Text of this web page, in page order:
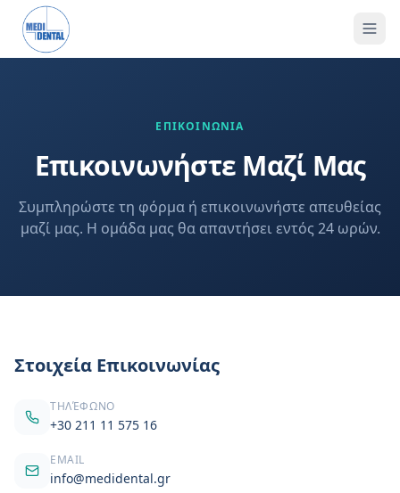
ΕΠΙΚΟΙΝΩΝΙΑ
Επικοινωνήστε Μαζί Μας
Συμπληρώστε τη φόρμα ή επικοινωνήστε απευθείας
μαζί μας. Η ομάδα μας θα απαντήσει εντός 24 ωρών.
Στοιχεία Επικοινωνίας
ΤΗΛΈΦΩΝΟ
+30 211 11 575 16
EMAIL
info@medidental.gr